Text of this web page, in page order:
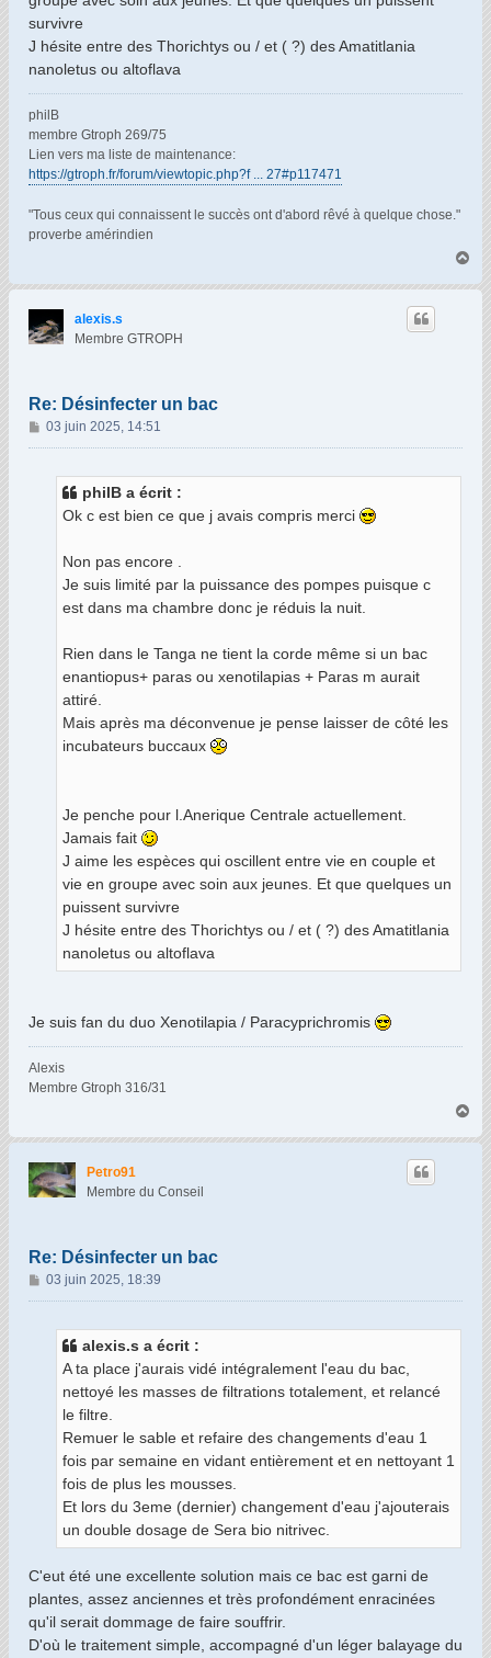
survivre
J hésite entre des Thorichtys ou / et ( ?) des Amatitlania
nanoletus ou altoflava
philB
membre Gtroph 269/75
Lien vers ma liste de maintenance:
https://gtroph.fr/forum/viewtopic.php?f ... 27#p117471
"Tous ceux qui connaissent le succès ont d'abord rêvé à quelque chose."
proverbe amérindien
u
alexis.s
Membre GTROPH
Re: Désinfecter un bac
M
e
03 juin 2025, 14:51
philB a écrit :
Ok c est bien ce que j avais compris merci
Non pas encore .
Je suis limité par la puissance des pompes puisque c
est dans ma chambre donc je réduis la nuit.
Rien dans le Tanga ne tient la corde même si un bac
enantiopus+ paras ou xenotilapias + Paras m aurait
attiré.
Mais après ma déconvenue je pense laisser de côté les
incubateurs buccaux
Je penche pour l.Anerique Centrale actuellement.
Jamais fait
J aime les espèces qui oscillent entre vie en couple et
vie en groupe avec soin aux jeunes. Et que quelques un
puissent survivre
J hésite entre des Thorichtys ou / et ( ?) des Amatitlania
nanoletus ou altoflava
Je suis fan du duo Xenotilapia / Paracyprichromis
Alexis
Membre Gtroph 316/31
u
Petro91
Membre du Conseil
Re: Désinfecter un bac
M
e
03 juin 2025, 18:39
alexis.s a écrit :
A ta place j'aurais vidé intégralement l'eau du bac,
nettoyé les masses de filtrations totalement, et relancé
le filtre.
Remuer le sable et refaire des changements d'eau 1
fois par semaine en vidant entièrement et en nettoyant 1
fois de plus les mousses.
Et lors du 3eme (dernier) changement d'eau j'ajouterais
un double dosage de Sera bio nitrivec.
C'eut été une excellente solution mais ce bac est garni de
plantes, assez anciennes et très profondément enracinées
qu'il serait dommage de faire souffrir.
D'où le traitement simple, accompagné d'un léger balayage du